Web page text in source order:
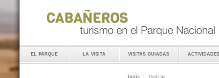
el parque la visita visitas guiadas actividades
Inicio :: Noticias